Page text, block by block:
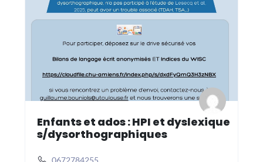
Enfants et ados : HPI et dyslexique
s/dysorthographiques
0672784255